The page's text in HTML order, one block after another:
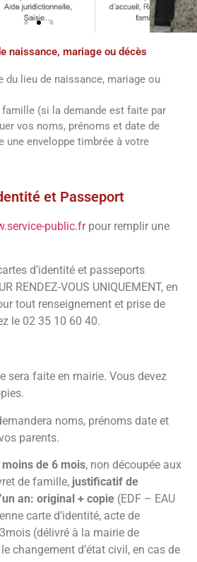
Démarches
en ligne sur notre
sur le bouton ci-dessous
naissance, mariage ou décès
du lieu de naissance, mariage ou
(si la demande est faite par
vos noms, prénoms et date de
une enveloppe timbrée à votre
et Passeport
public.frpour remplir une
d’identité et passeports
RENDEZ-VOUS UNIQUEMENT, en
tout renseignement et prise de
le 02 35 10 60 40.
sera faite en mairie. Vous devez
noms, prénoms date et
parents.
moins de 6 mois, non découpée aux
de famille, justificatif de
an: original + copie (EDF – EAU
carte d’identité, acte de
(délivré à la mairie de
changement d’état civil, en cas de